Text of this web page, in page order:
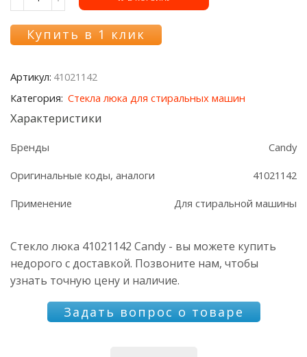
Количество
товара
Стекло
люка
Купить в 1 клик
Артикул: 41021142
Категория: Стекла люка для стиральных машин
Характеристики
Бренды Candy
Оригинальные коды, аналоги 41021142
Применение Для стиральной машины
Стекло люка 41021142 Candy - вы можете купить
недорого с доставкой. Позвоните нам, чтобы
узнать точную цену и наличие.
Задать вопрос о товаре